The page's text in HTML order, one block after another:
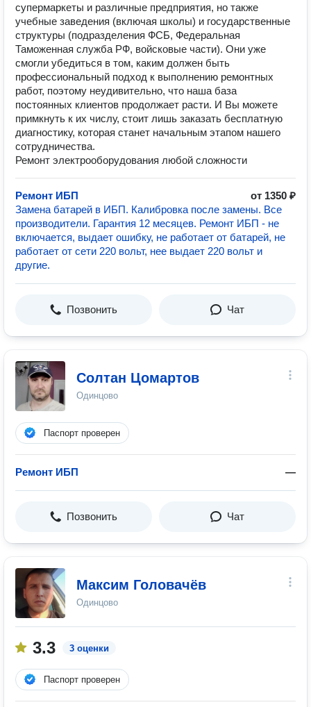
супермаркеты и различные предприятия, но также
учебные заведения (включая школы) и государственные
структуры (подразделения ФСБ, Федеральная
Таможенная служба РФ, войсковые части). Они уже
смогли убедиться в том, каким должен быть
профессиональный подход к выполнению ремонтных
работ, поэтому неудивительно, что наша база
постоянных клиентов продолжает расти. И Вы можете
примкнуть к их числу, стоит лишь заказать бесплатную
диагностику, которая станет начальным этапом нашего
сотрудничества.
Ремонт электрооборудования любой сложности
Ремонт ИБП
от 1350 ₽
Замена батарей в ИБП. Калибровка после замены. Все
производители. Гарантия 12 месяцев. Ремонт ИБП - не
включается, выдает ошибку, не работает от батарей, не
работает от сети 220 вольт, нее выдает 220 вольт и
другие.
Позвонить Чат
Солтан Цомартов
Одинцово
Паспорт проверен
Ремонт ИБП —
Позвонить Чат
Максим Головачёв
Одинцово
3.3 3 оценки
Паспорт проверен